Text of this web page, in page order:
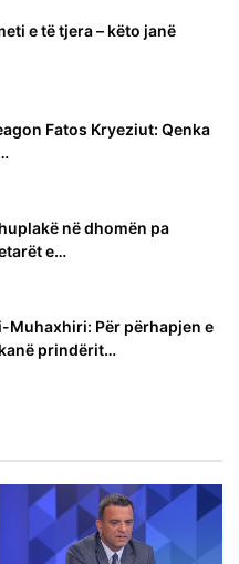
e të tjera – këto janë
Fatos Kryeziut: Qenka
në dhomën pa
e…
Muhaxhiri: Për përhapjen e
prindërit…